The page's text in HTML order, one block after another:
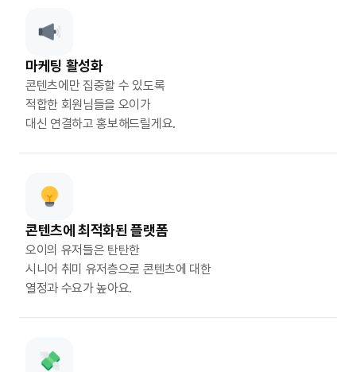
마케팅 활성화
콘텐츠에만 집중할 수 있도록
적합한 회원님들을 오이가
대신 연결하고 홍보해드릴게요.
콘텐츠에 최적화된 플랫폼
오이의 유저들은 탄탄한
시니어 취미 유저층으로 콘텐츠에 대한
열정과 수요가 높아요.